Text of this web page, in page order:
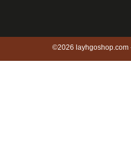
©2026 layhgoshop.com